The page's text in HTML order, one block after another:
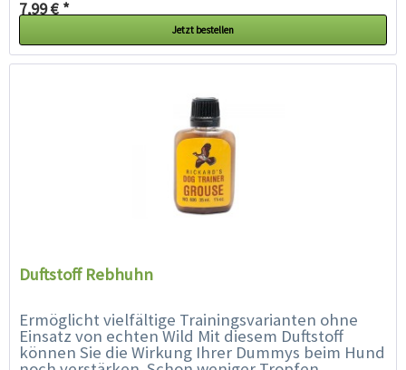
7,99 € *
Jetzt bestellen
Duftstoff Rebhuhn
Ermöglicht vielfältige Trainingsvarianten ohne
Einsatz von echten Wild Mit diesem Duftstoff
können Sie die Wirkung Ihrer Dummys beim Hund